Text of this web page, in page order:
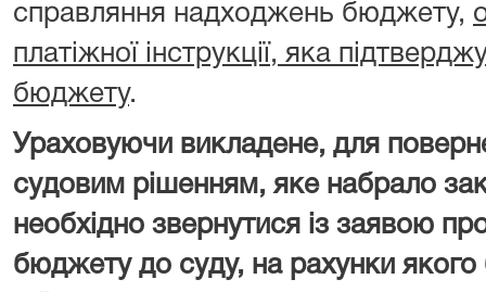
справляння надходжень бюджету,
платіжної інструкції, яка
бюджету.
Ураховуючи викладене, для
судовим рішенням, яке набрало
необхідно звернутися із заявою
бюджету до суду, на рахунки